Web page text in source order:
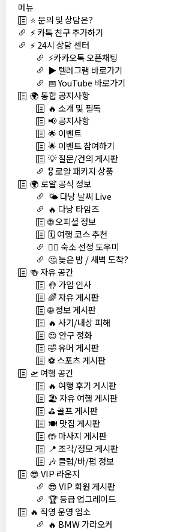
메뉴
⭐ 문의 및 상담은?
⚡ 카톡 친구 추가하기
⚡ 24시 상담 센터
⚡카카오톡 오픈채팅
▶️ 텔레그램 바로가기
📅 YouTube 바로가기
🌍 통합 공지사항
🔥 소개 및 필독
📢 공지사항
🌟 이벤트
🌟 이벤트 참여하기
💡 질문/건의 게시판
🎖️ 로얄 패키지 상품
🌍 로얄 공식 정보
🌤️ 다낭 날씨 Live
🔥 다낭 타임즈
🌐 오피셜 정보
🗓️ 여행 코스 추천
🏊‍♀️ 숙소 선정 도우미
🤔 늦은 밤 / 새벽 도착?
🍻 자유 공간
🤚 가입 인사
🌈 자유 게시판
🌐 정보 게시판
🔥 사기/내상 피해
😍 안구 정화
🤣 유머 게시판
⚽ 스포츠 게시판
🛫 여행 공간
🔥 여행 후기 게시판
🏖️ 자유 여행 게시판
⛳ 골프 게시판
🍽️ 맛집 게시판
🤲 마사지 게시판
📍 조각/정모 게시판
🎶 클럽/바/펍 정보
😎 VIP 라운지
😎 VIP 회원 게시판
🏆 등급 업그레이드
🔥 직영 운영 업소
🔥 BMW 가라오케